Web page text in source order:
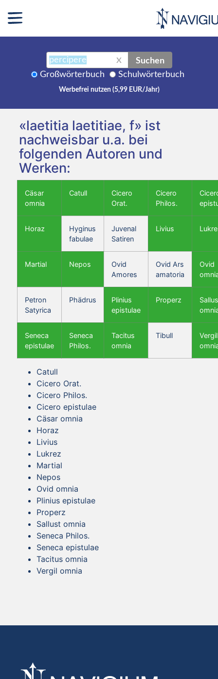
X Suchen
Großwörterbuch Schulwörterbuch
Werbefrei nutzen (5,99 EUR/Jahr)
«laetitia laetitiae, f» ist
nachweisbar u.a. bei
folgenden Autoren und
Werken:
Cäsar
omnia
Catull
Cicero
Orat.
Cicero
Philos.
Horaz
Hyginus
fabulae
Juvenal
Satiren
Livius
Martial Nepos
Ovid
Amores
Ovid Ars
amatoria
Ovid
Petron
Satyrica
Phädrus
Plinius
epistulae
Properz
Seneca
epistulae
Seneca
Philos.
Tacitus
omnia
Tibull
Vergil
Catull
Cicero Orat.
Cicero Philos.
Cicero epistulae
Cäsar omnia
Horaz
Livius
Lukrez
Martial
Nepos
Ovid omnia
Plinius epistulae
Properz
Sallust omnia
Seneca Philos.
Seneca epistulae
Tacitus omnia
Vergil omnia